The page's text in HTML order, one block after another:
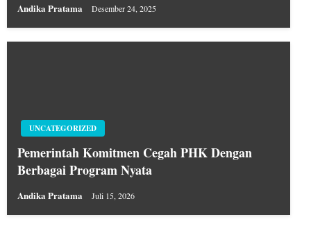
Andika Pratama Desember 24, 2025
UNCATEGORIZED
Pemerintah Komitmen Cegah PHK Dengan
Berbagai Program Nyata
Andika Pratama Juli 15, 2026